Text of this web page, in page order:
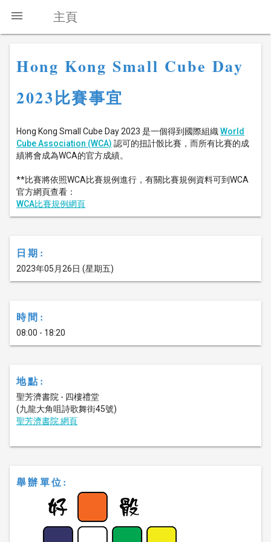
menu 主頁
Hong Kong Small Cube Day
2023比賽事宜
Hong Kong Small Cube Day 2023 是一個得到國際組織World
Cube Association (WCA) 認可的扭計骰比賽，而所有比賽的成
績將會成為WCA的官方成績。
**比賽將依照WCA比賽規例進行，有關比賽規例資料可到WCA
官方網頁查看：
WCA比賽規例網頁
日期:
2023年05月26日 (星期五)
時間:
08:00 - 18:20
地點:
聖芳濟書院 - 四樓禮堂
(九龍大角咀詩歌舞街45號)
聖芳濟書院 網頁
舉辦單位: